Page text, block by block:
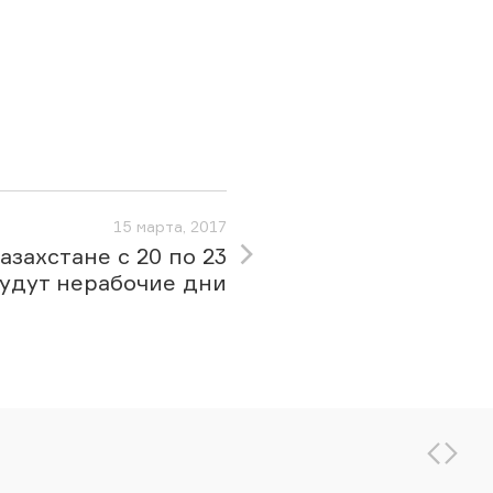
15 марта, 2017
с 20 по 23
нерабочие дни